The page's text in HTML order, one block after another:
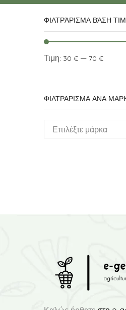
ΦΙΛΤΡΆΡΙΣΜΑ ΒΆΣΗ
Τιμη: 30 € — 70 €
ΦΙΛΤΡΑΡΙΣΜΑ ΑΝΑ